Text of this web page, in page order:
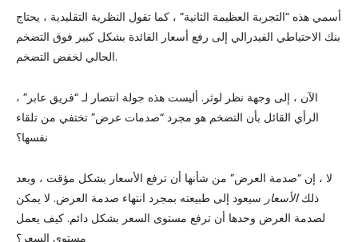
أسمي هذه “التجربة العظيمة الثانية” ، كما تقول النظرية التقليدية ، يحتاج
بنك الاحتياطي الفيدرالي إلى رفع أسعار الفائدة بشكل كبير فوق التضخم
الحالي لخفض التضخم.
الآن ، إلى وجهة نظر لوثر. أليست هذه جولة انتصار لـ “فريق عابر” ،
الرأي القائل بأن التضخم هو مجرد “صدمات عرض” تختفي من تلقاء
نفسها؟
لا ، إن “صدمة العرض” من شأنها أن ترفع الأسعار بشكل مؤقت ، وبعد
ذلكالأسعار سيعود إلى طبيعته بمجرد انتهاء صدمة العرض. لا يمكن
لصدمة العرض وحدها أن ترفع مستوى السعر بشكل دائم. كيف يعمل
مستوى السعر؟